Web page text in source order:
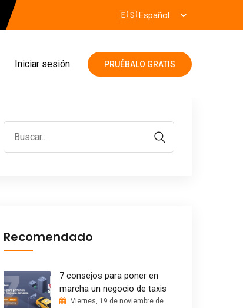
Iniciar sesión PRUÉBALO GRATIS
Recomendado
7 consejos para poner en
marcha un negocio de taxis
Viernes, 19 de noviembre de